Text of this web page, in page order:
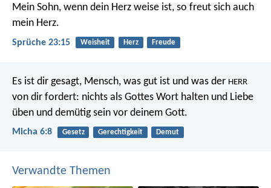
Mein Sohn, wenn dein Herz weise ist, so freut sich auch
mein Herz.
Sprüche 23:15 Weisheit Herz Freude
Es ist dir gesagt, Mensch, was gut ist und was der HERR
von dir fordert: nichts als Gottes Wort halten und Liebe
üben und demütig sein vor deinem Gott.
Micha 6:8 Gesetz Gerechtigkeit Demut
Verwandte Themen